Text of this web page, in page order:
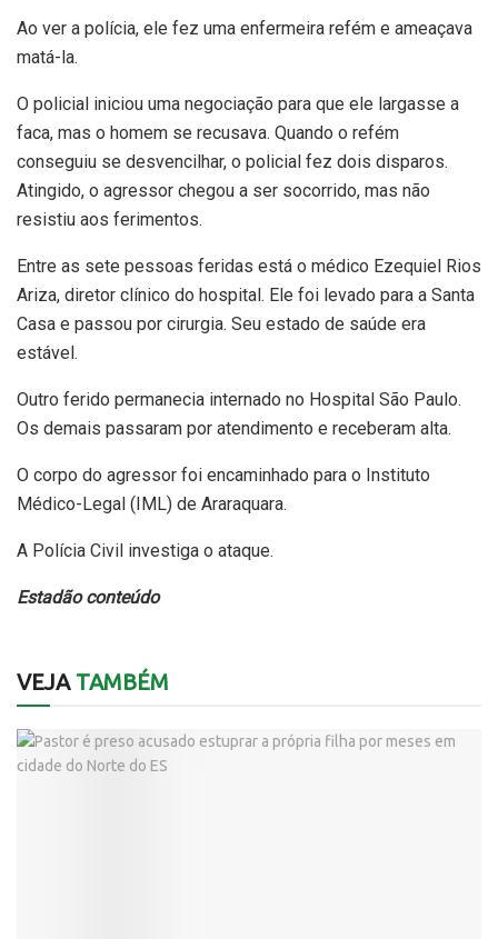
Ao ver a polícia, ele fez uma enfermeira refém e ameaçava
matá-la.
O policial iniciou uma negociação para que ele largasse a
faca, mas o homem se recusava. Quando o refém
conseguiu se desvencilhar, o policial fez dois disparos.
Atingido, o agressor chegou a ser socorrido, mas não
resistiu aos ferimentos.
Entre as sete pessoas feridas está o médico Ezequiel Rios
Ariza, diretor clínico do hospital. Ele foi levado para a Santa
Casa e passou por cirurgia. Seu estado de saúde era
estável.
Outro ferido permanecia internado no Hospital São Paulo.
Os demais passaram por atendimento e receberam alta.
O corpo do agressor foi encaminhado para o Instituto
Médico-Legal (IML) de Araraquara.
A Polícia Civil investiga o ataque.
Estadão conteúdo
VEJATAMBÉM